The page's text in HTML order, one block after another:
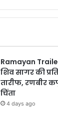
Ramayan
शिव सागर की
तारीफ, रणबीर
चिंता
4 days ago